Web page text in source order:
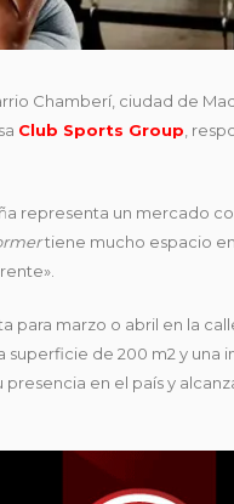
Chamberí, ciudad de
Club Sports Group ,
representa un mercado
tiene mucho espacio
para marzo o abril en la
superficie de 200 m2 y una
en el país y